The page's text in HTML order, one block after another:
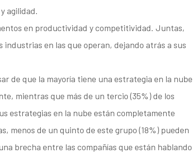
agilidad.
en productividad y competitividad. Juntas,
en las que operan, dejando atrás a sus
de que la mayoría tiene una estrategia en la nube
mientras que más de un tercio (35%) de los
estrategias en la nube están completamente
menos de un quinto de este grupo (18%) pueden
brecha entre las compañías que están hablando